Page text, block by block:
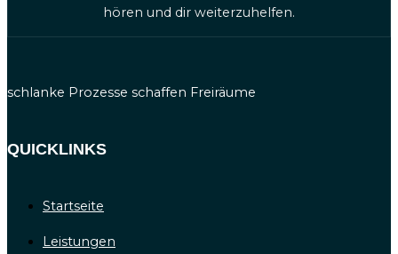
hören und dir weiterzuhelfen.
schlanke Prozesse schaffen Freiräume
QUICKLINKS
Startseite
Leistungen